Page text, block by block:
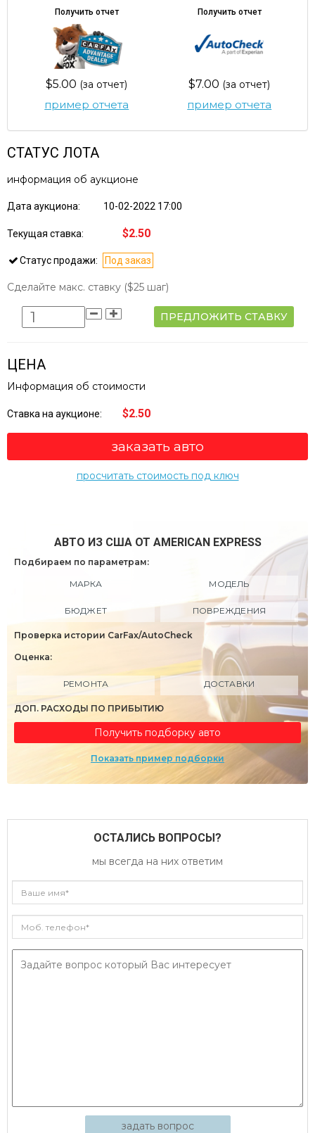
Получить отчет
$5.00 (за отчет)
пример отчета
Получить отчет
$7.00 (за отчет)
пример отчета
СТАТУС ЛОТА
информация об аукционе
Дата аукциона: 10-02-2022 17:00
Текущая ставка: $2.50
Статус продажи: Под заказ
Сделайте макс. ставку ($25 шаг)
ПРЕДЛОЖИТЬ СТАВКУ
ЦЕНА
Информация об стоимости
Ставка на аукционе: $2.50
заказать авто
просчитать стоимость под ключ
АВТО ИЗ США ОТ AMERICAN EXPRESS
Подбираем по параметрам:
МАРКА МОДЕЛЬ
БЮДЖЕТ ПОВРЕЖДЕНИЯ
Проверка истории CarFax/AutoCheck
Оценка:
РЕМОНТА ДОСТАВКИ
ДОП. РАСХОДЫ ПО ПРИБЫТИЮ
Получить подборку авто
Показать пример подборки
ОСТАЛИСЬ ВОПРОСЫ?
мы всегда на них ответим
задать вопрос